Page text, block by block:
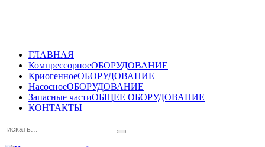
ГЛАВНАЯ
КомпрессорноеОБОРУДОВАНИЕ
КриогенноеОБОРУДОВАНИЕ
НасосноеОБОРУДОВАНИЕ
Запасные частиОБЩЕЕ ОБОРУДОВАНИЕ
КОНТАКТЫ